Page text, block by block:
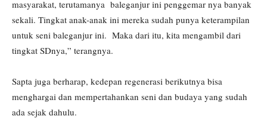
masyarakat, terutamanya baleganjur ini penggemar nya banyak
sekali. Tingkat anak-anak ini mereka sudah punya keterampilan
untuk seni baleganjur ini. Maka dari itu, kita mengambil dari
tingkat SDnya,” terangnya.
Sapta juga berharap, kedepan regenerasi berikutnya bisa
menghargai dan mempertahankan seni dan budaya yang sudah
ada sejak dahulu.